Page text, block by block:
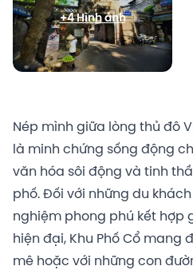
+4 Hình ảnh
Nép mình giữa lòng thủ đô
là minh chứng sống động
văn hóa sôi động và tinh
phố. Đối với những du
nghiệm phong phú kết hợp
hiện đại, Khu Phố Cổ mang
mê hoặc với những con